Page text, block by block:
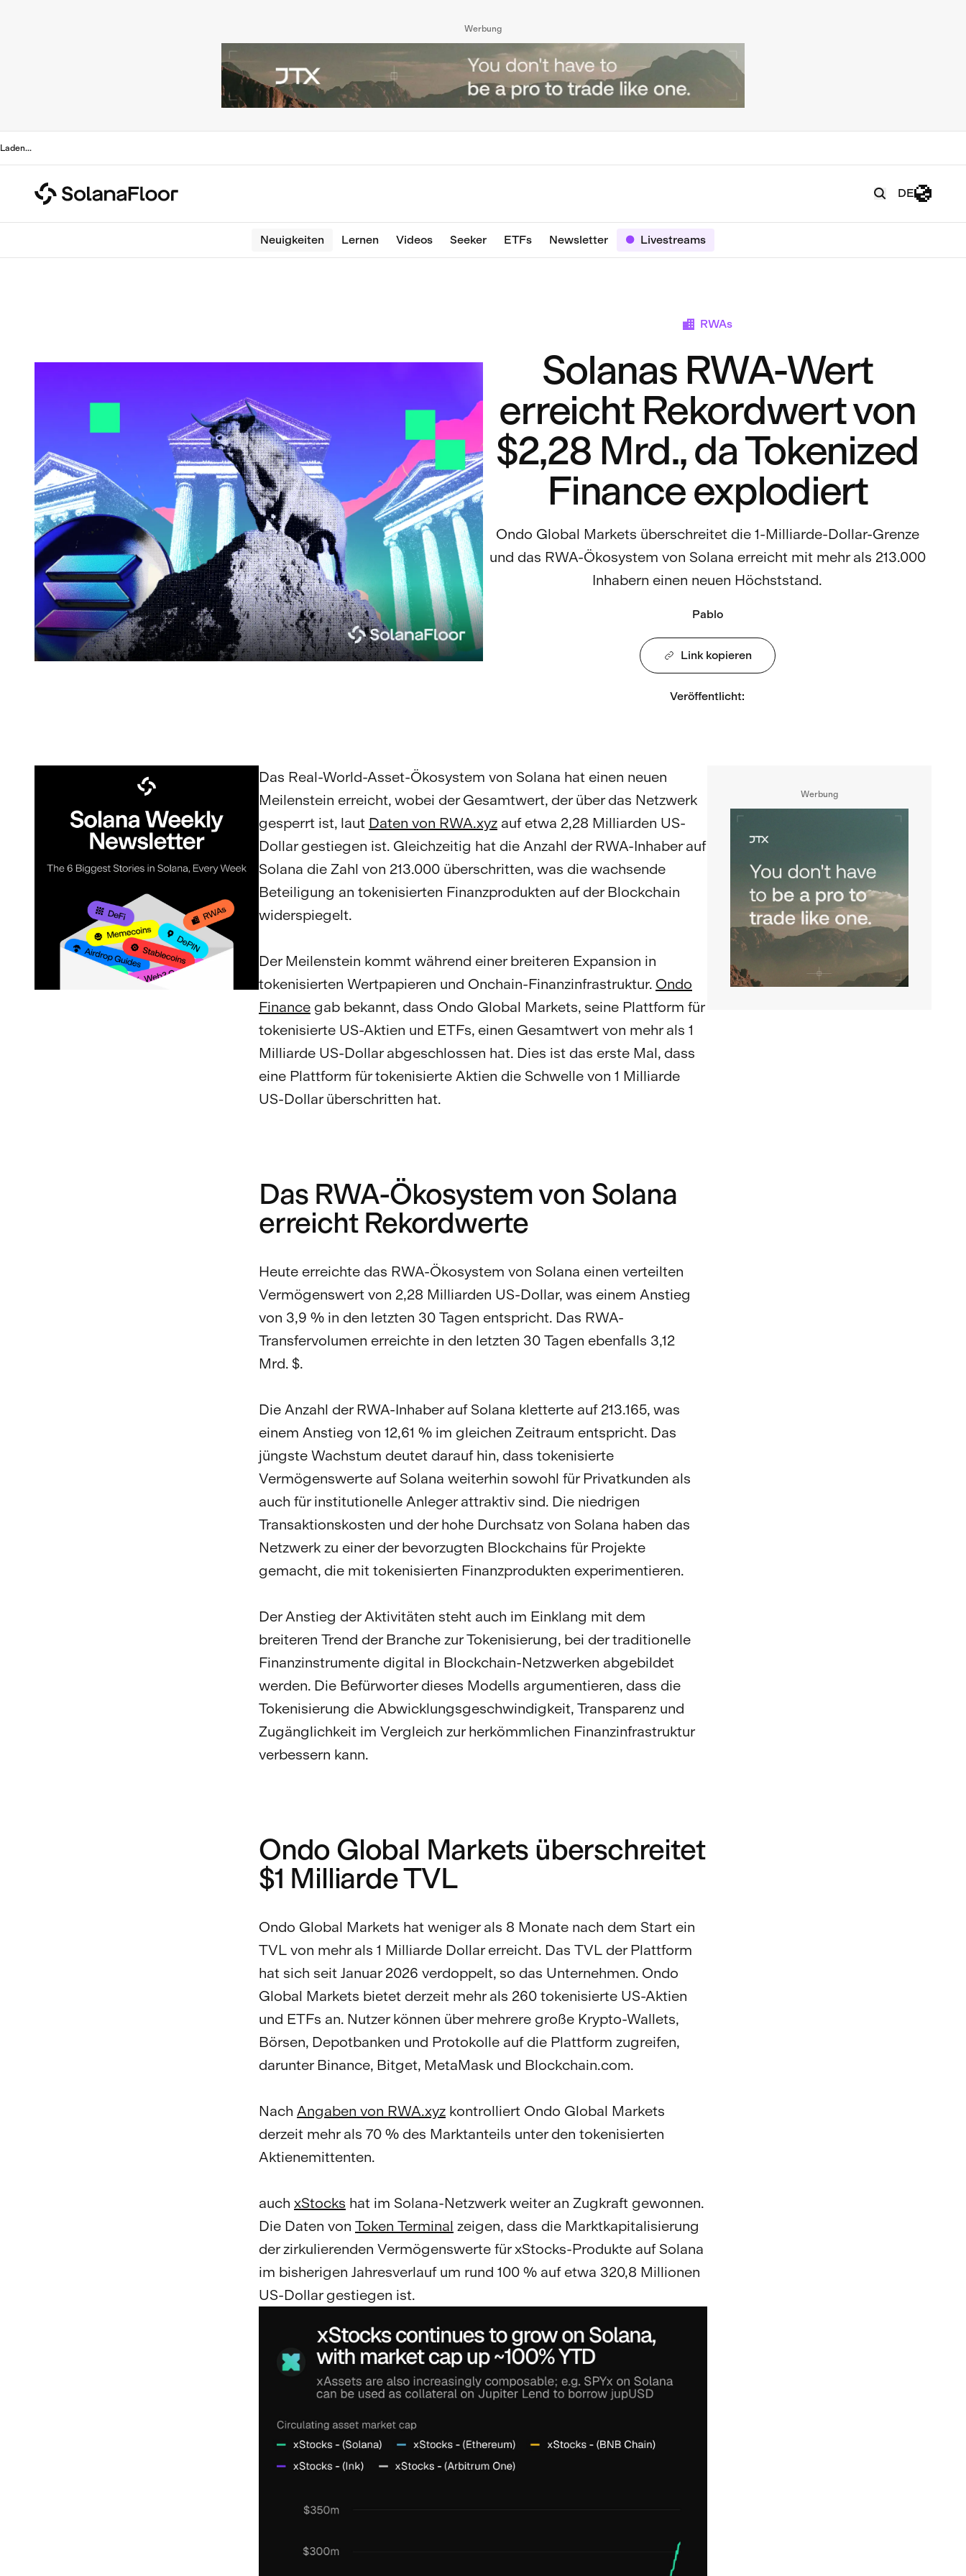
Werbung
Laden...
DE
Neuigkeiten Lernen Videos Seeker ETFs Newsletter Livestreams
RWAs
Solanas RWA-Wert
erreicht Rekordwert von
$2,28 Mrd., da Tokenized
Finance explodiert
Ondo Global Markets überschreitet die 1-Milliarde-Dollar-Grenze
und das RWA-Ökosystem von Solana erreicht mit mehr als 213.000
Inhabern einen neuen Höchststand.
Pablo
Link kopieren
Veröffentlicht:
Das Real-World-Asset-Ökosystem von Solana hat einen neuen
Meilenstein erreicht, wobei der Gesamtwert, der über das Netzwerk
gesperrt ist, laut Daten von RWA.xyz auf etwa 2,28 Milliarden US-
Dollar gestiegen ist. Gleichzeitig hat die Anzahl der RWA-Inhaber auf
Solana die Zahl von 213.000 überschritten, was die wachsende
Beteiligung an tokenisierten Finanzprodukten auf der Blockchain
widerspiegelt.
Der Meilenstein kommt während einer breiteren Expansion in
tokenisierten Wertpapieren und Onchain-Finanzinfrastruktur. Ondo
Finance gab bekannt, dass Ondo Global Markets, seine Plattform für
tokenisierte US-Aktien und ETFs, einen Gesamtwert von mehr als 1
Milliarde US-Dollar abgeschlossen hat. Dies ist das erste Mal, dass
eine Plattform für tokenisierte Aktien die Schwelle von 1 Milliarde
US-Dollar überschritten hat.
Das RWA-Ökosystem von Solana
erreicht Rekordwerte
Heute erreichte das RWA-Ökosystem von Solana einen verteilten
Vermögenswert von 2,28 Milliarden US-Dollar, was einem Anstieg
von 3,9 % in den letzten 30 Tagen entspricht. Das RWA-
Transfervolumen erreichte in den letzten 30 Tagen ebenfalls 3,12
Mrd. $.
Die Anzahl der RWA-Inhaber auf Solana kletterte auf 213.165, was
einem Anstieg von 12,61 % im gleichen Zeitraum entspricht. Das
jüngste Wachstum deutet darauf hin, dass tokenisierte
Vermögenswerte auf Solana weiterhin sowohl für Privatkunden als
auch für institutionelle Anleger attraktiv sind. Die niedrigen
Transaktionskosten und der hohe Durchsatz von Solana haben das
Netzwerk zu einer der bevorzugten Blockchains für Projekte
gemacht, die mit tokenisierten Finanzprodukten experimentieren.
Der Anstieg der Aktivitäten steht auch im Einklang mit dem
breiteren Trend der Branche zur Tokenisierung, bei der traditionelle
Finanzinstrumente digital in Blockchain-Netzwerken abgebildet
werden. Die Befürworter dieses Modells argumentieren, dass die
Tokenisierung die Abwicklungsgeschwindigkeit, Transparenz und
Zugänglichkeit im Vergleich zur herkömmlichen Finanzinfrastruktur
verbessern kann.
Ondo Global Markets überschreitet
$1 Milliarde TVL
Ondo Global Markets hat weniger als 8 Monate nach dem Start ein
TVL von mehr als 1 Milliarde Dollar erreicht. Das TVL der Plattform
hat sich seit Januar 2026 verdoppelt, so das Unternehmen. Ondo
Global Markets bietet derzeit mehr als 260 tokenisierte US-Aktien
und ETFs an. Nutzer können über mehrere große Krypto-Wallets,
Börsen, Depotbanken und Protokolle auf die Plattform zugreifen,
darunter Binance, Bitget, MetaMask und Blockchain.com.
Nach Angaben von RWA.xyz kontrolliert Ondo Global Markets
derzeit mehr als 70 % des Marktanteils unter den tokenisierten
Aktienemittenten.
auch xStocks hat im Solana-Netzwerk weiter an Zugkraft gewonnen.
Die Daten von Token Terminal zeigen, dass die Marktkapitalisierung
der zirkulierenden Vermögenswerte für xStocks-Produkte auf Solana
im bisherigen Jahresverlauf um rund 100 % auf etwa 320,8 Millionen
US-Dollar gestiegen ist.
Werbung